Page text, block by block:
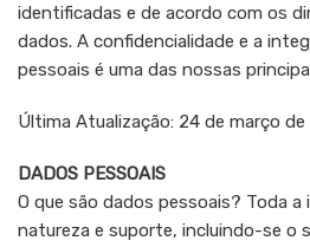
identificadas e de acordo com os
dados. A confidencialidade e a
pessoais é uma das nossas
Última Atualização: 24 de março de
DADOS PESSOAIS
O que são dados pessoais? Toda
natureza e suporte, incluindo-se o